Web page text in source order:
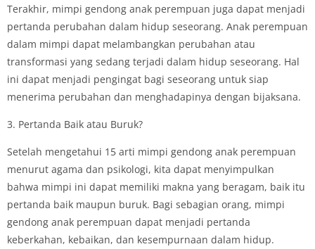
Terakhir, mimpi gendong anak perempuan juga dapat menjadi
pertanda perubahan dalam hidup seseorang. Anak perempuan
dalam mimpi dapat melambangkan perubahan atau
transformasi yang sedang terjadi dalam hidup seseorang. Hal
ini dapat menjadi pengingat bagi seseorang untuk siap
menerima perubahan dan menghadapinya dengan bijaksana.
3. Pertanda Baik atau Buruk?
Setelah mengetahui 15 arti mimpi gendong anak perempuan
menurut agama dan psikologi, kita dapat menyimpulkan
bahwa mimpi ini dapat memiliki makna yang beragam, baik itu
pertanda baik maupun buruk. Bagi sebagian orang, mimpi
gendong anak perempuan dapat menjadi pertanda
keberkahan, kebaikan, dan kesempurnaan dalam hidup.